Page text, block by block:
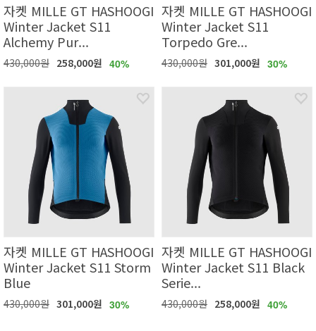
자켓 MILLE GT HASHOOGI
Winter Jacket S11
Alchemy Pur...
430,000원 258,000원 40%
자켓 MILLE GT HASHOOGI
Winter Jacket S11
Torpedo Gre...
430,000원 301,000원 30%
자켓 MILLE GT HASHOOGI
Winter Jacket S11 Storm
Blue
430,000원 301,000원 30%
자켓 MILLE GT HASHOOGI
Winter Jacket S11 Black
Serie...
430,000원 258,000원 40%